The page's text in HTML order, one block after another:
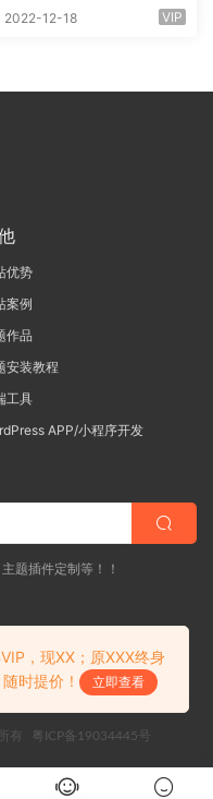
（前端+全插件)
2022-12-18 VIP
优势
案例
作品
安装教程
工具
APP/小程序开发
题插件定制等！！
有 粤ICP备19034445号
，现XX；原XXX终身
时提价！
立即查看